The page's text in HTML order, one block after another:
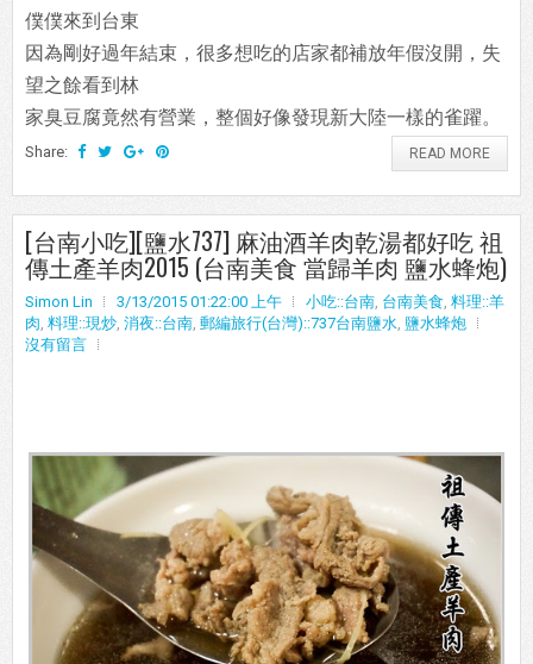
僕僕來到台東
因為剛好過年結束，很多想吃的店家都補放年假沒開，失
望之餘看到林
家臭豆腐竟然有營業，整個好像發現新大陸一樣的雀躍。
Share: READ MORE
[台南小吃][鹽水737] 麻油酒羊肉乾湯都好吃 祖
傳土產羊肉2015 (台南美食 當歸羊肉 鹽水蜂炮)
Simon Lin 3/13/2015 01:22:00 上午 小吃::台南 台南美食 料理::羊
肉 料理::現炒 消夜::台南 郵編旅行(台灣)::737台南鹽水 鹽水蜂炮
沒有留言